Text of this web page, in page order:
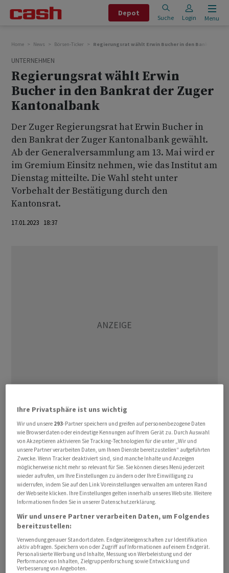
Depot
Suche Login Menu
Home News Börsen-Ticker Regierungsrat wählt Erwin Bucher in den Bankrat der
UNTERNEHMEN
Regierungsrat wählt Erwin
Bucher in den Bankrat der Zuger
Kantonalbank
Der Zuger Regierungsrat hat Erwin Bucher in
den Bankrat der Zuger Kantonalbank gewählt.
Ab der Generalversammlung am 13. Mai wird er
im Gremium Einsitz nehmen, wie das Institut am
Dienstag mitteilte. Die Wahl steht unter
Vorbehalt der Bestätigung durch den
Kantonsrat.
17.01.2023 18:37
Aktuell ist Bucher seit 2015 Chef der internen Revision
bei Swiss Life. Davor war in diversen Banken im Bereich
der Revision tätig. Im Bankrat wird er Heinz Leibundgut
ersetzen, der per 13. Mai aus dem Gremium ausscheidet.
Dessen Position als Vorsitzender des Prüfungs- und
Risikoausschusses wird künftig Silvan Schriber
übernehmen, der seit 2029 Mitglied des Bankrats ist.
Neben der Wahl von Erwin Bucher hat der Regierungsrat
Kanton zu wählenden Bankratsmitglieder in ihrem Amt
bestätigt, hiess es in der Mitteilung.
Ihre Privatsphäre ist uns wichtig
Wir und unsere 293-Partner speichern und greifen auf personenbezogene Daten
wie Browserdaten oder eindeutige Kennungen auf Ihrem Gerät zu. Durch Auswahl
von Akzeptieren aktivieren Sie Tracking-Technologien für die unter „Wir und
unsere Partner verarbeiten Daten, um Ihnen Dienste bereitzustellen“ aufgeführten
Zwecke. Wenn Tracker deaktiviert sind, sind manche Inhalte und Anzeigen
möglicherweise nicht mehr so relevant für Sie. Sie können dieses Menü jederzeit
wieder aufrufen, um Ihre Einstellungen zu ändern oder Ihre Einwilligung zu
widerrufen, indem Sie auf den Link Voreinstellungen verwalten am unteren Rand
der Webseite klicken. Ihre Einstellungen gelten innerhalb unseres Website. Weitere
Informationen finden Sie in unserer Datenschutzerklärung.
Wir und unsere Partner verarbeiten Daten, um Folgendes
bereitzustellen:
Verwendung genauer Standortdaten. Endgeräteeigenschaften zur Identifikation
aktiv abfragen. Speichern von oder Zugriff auf Informationen auf einem Endgerät.
Personalisierte Werbung und Inhalte, Messung von Werbeleistung und der
Performance von Inhalten, Zielgruppenforschung sowie Entwicklung und
Verbesserung von Angeboten.